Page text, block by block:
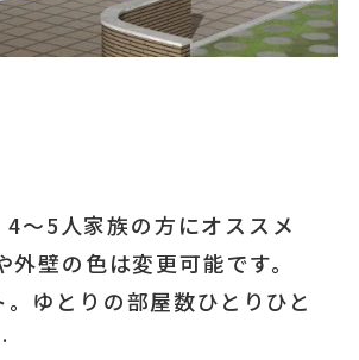
～5人家族の方にオススメ
外壁の色は変更可能です。
ゆとりの部屋数ひとりひと